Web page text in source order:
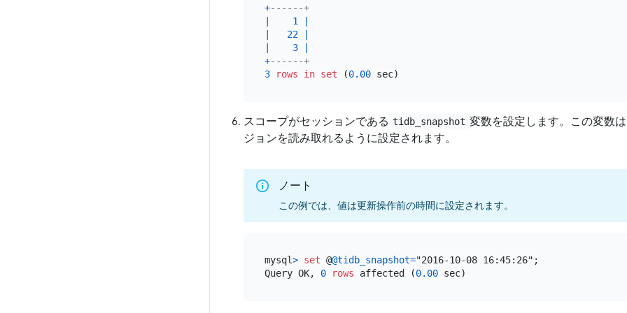
+------+
1
22
3
+------+
3
rows in set (0.00
スコープがセッションである tidb_snapshot 変数を設定します。この変数
ジョンを読み取れるように設定されます。
ノート
この例では、値は更新操作前の時間に設定されます。
mysql> set @@tidb_snapshot="2016-10-08 16:45:26";
Query OK, 0 rows affected (0.00